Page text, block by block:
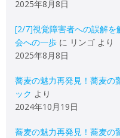
2025年8月8日
[2/7]視覚障害者への誤解を
会への一歩 に リンゴ より
2025年8月8日
蕎麦の魅力再発見！蕎麦の
ック より
2024年10月19日
蕎麦の魅力再発見！蕎麦の